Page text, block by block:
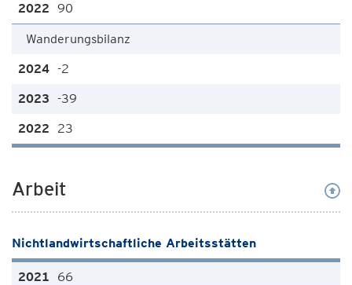
90
Wanderungsbilanz
-2
-39
23
Arbeit
Nichtlandwirtschaftliche Arbeitsstätten
66